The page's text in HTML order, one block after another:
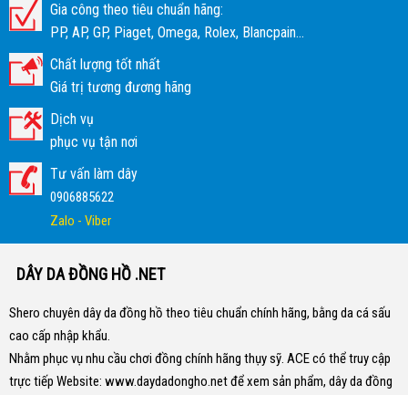
Gia công theo tiêu chuẩn hãng:
PP, AP, GP, Piaget, Omega, Rolex, Blancpain...
Chất lượng tốt nhất
Giá trị tương đương hãng
Dịch vụ
phục vụ tận nơi
Tư vấn làm dây
0906885622
Zalo - Viber
DÂY DA ĐỒNG HỒ .NET
Shero chuyên dây da đồng hồ theo tiêu chuẩn chính hãng, bằng da cá sấu
cao cấp nhập khẩu.
Nhằm phục vụ nhu cầu chơi đồng chính hãng thụy sỹ. ACE có thể truy cập
trực tiếp Website: www.daydadongho.netđể xem sản phẩm, dây da đồng